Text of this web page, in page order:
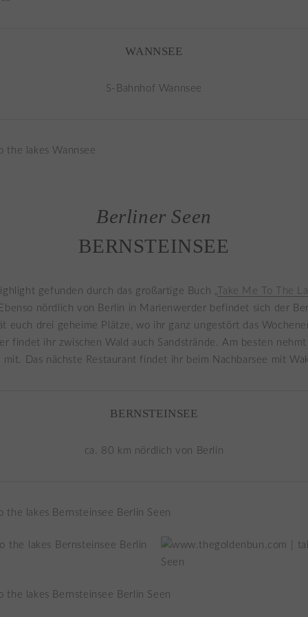
WANNSEE
S-Bahnhof Wannsee
Berliner Seen
BERNSTEINSEE
gefunden durch das großartige Buch „ Take Me To The
nördlich von Berlin in Marienwerder befindet sich der
euch drei geheime Plätze, wo ihr ganz ungestört das
findet ihr zwischen Wald auch Sandstrände. Am besten
mit. Das nächste Restaurant findet ihr beim Nachbarsee mit
BERNSTEINSEE
ca. 80 km nördlich von Berlin